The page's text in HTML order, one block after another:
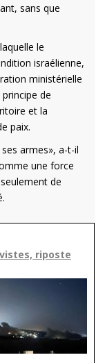
sans que
le
israélienne,
ministérielle
de
et la
paix.
armes», a-t-il
une force
de
riposte